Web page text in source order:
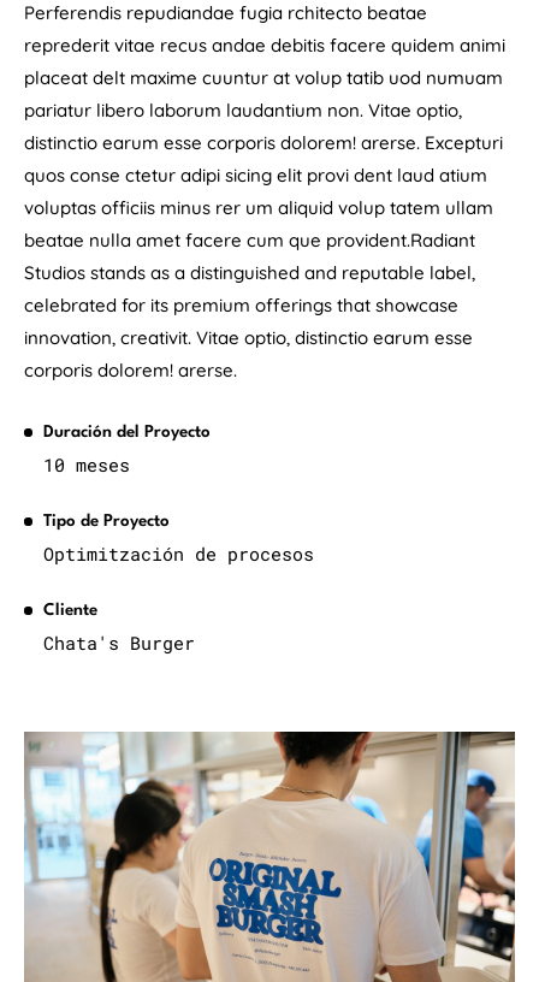
Duración del Proyecto
10 meses
Tipo de Proyecto
Optimitzación de procesos
Cliente
Chata's Burger
Perferendis repudiandae fugia rchitecto beatae
reprederit vitae recus andae debitis facere quidem animi
placeat delt maxime cuuntur at volup tatib uod numuam
pariatur libero laborum laudantium non. Vitae optio,
distinctio earum esse corporis dolorem! arerse. Excepturi
quos conse ctetur adipi sicing elit provi dent laud atium
voluptas officiis minus rer um aliquid volup tatem ullam
beatae nulla amet facere cum que provident.Radiant
Studios stands as a distinguished and reputable label,
celebrated for its premium offerings that showcase
innovation, creativit. Vitae optio, distinctio earum esse
corporis dolorem! arerse.